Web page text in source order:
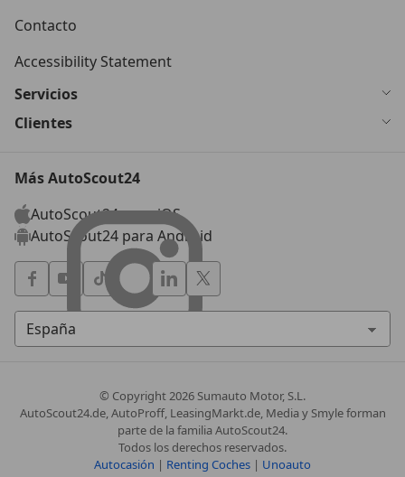
Contacto
Accessibility Statement
Servicios
Clientes
Más AutoScout24
AutoScout24 para iOS
AutoScout24 para Android
© Copyright2026 Sumauto Motor, S.L.
AutoScout24.de, AutoProff, LeasingMarkt.de, Media y Smyle forman
parte de la familia AutoScout24.
Todos los derechos reservados.
Autocasión | Renting Coches | Unoauto